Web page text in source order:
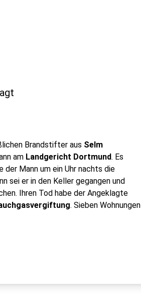
Brandstifter aus Selm
am Landgericht Dortmund. Es
der Mann um ein Uhr nachts die
sei er in den Keller gegangen und
Ihren Tod habe der Angeklagte
. Sieben Wohnungen